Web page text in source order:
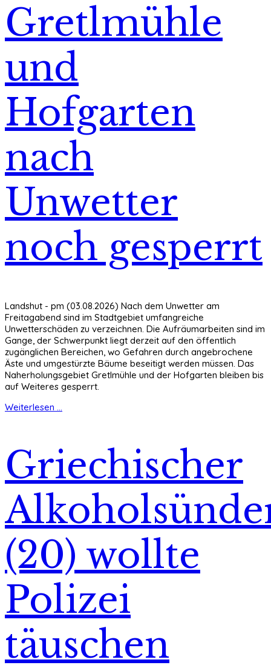
Gretlmühle
und
Hofgarten
nach
Unwetter
noch gesperrt
Landshut - pm (03.08.2026) Nach dem Unwetter am
Freitagabend sind im Stadtgebiet umfangreiche
Unwetterschäden zu verzeichnen. Die Aufräumarbeiten sind im
Gange, der Schwerpunkt liegt derzeit auf den öffentlich
zugänglichen Bereichen, wo Gefahren durch angebrochene
Äste und umgestürzte Bäume beseitigt werden müssen. Das
Naherholungsgebiet Gretlmühle und der Hofgarten bleiben bis
auf Weiteres gesperrt.
Weiterlesen ...
Griechischer
(20) wollte
Polizei
täuschen